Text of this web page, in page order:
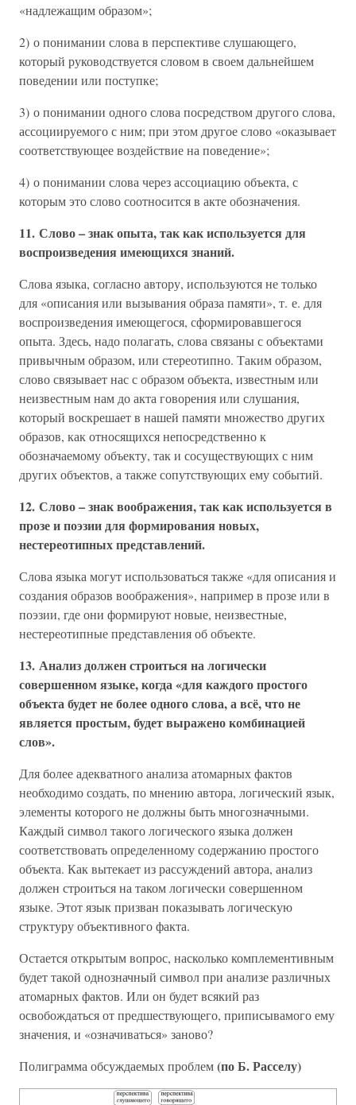
«надлежащим образом»;
2) о понимании слова в перспективе слушающего,
который руководствуется словом в своем дальнейшем
поведении или поступке;
3) о понимании одного слова посредством другого слова,
ассоциируемого с ним; при этом другое слово «оказывает
соответствующее воздействие на поведение»;
4) о понимании слова через ассоциацию объекта, с
которым это слово соотносится в акте обозначения.
11. Слово – знак опыта, так как используется для
воспроизведения имеющихся знаний.
Слова языка, согласно автору, используются не только
для «описания или вызывания образа памяти», т. е. для
воспроизведения имеющегося, сформировавшегося
опыта. Здесь, надо полагать, слова связаны с объектами
привычным образом, или стереотипно. Таким образом,
слово связывает нас с образом объекта, известным или
неизвестным нам до акта говорения или слушания,
который воскрешает в нашей памяти множество других
образов, как относящихся непосредственно к
обозначаемому объекту, так и сосуществующих с ним
других объектов, а также сопутствующих ему событий.
12. Слово – знак воображения, так как используется в
прозе и поэзии для формирования новых,
нестереотипных представлений.
Слова языка могут использоваться также «для описания и
создания образов воображения», например в прозе или в
поэзии, где они формируют новые, неизвестные,
нестереотипные представления об объекте.
13. Анализ должен строиться на логически
совершенном языке, когда «для каждого простого
объекта будет не более одного слова, а всё, что не
является простым, будет выражено комбинацией
слов».
Для более адекватного анализа атомарных фактов
необходимо создать, по мнению автора, логический язык,
элементы которого не должны быть многозначными.
Каждый символ такого логического языка должен
соответствовать определенному содержанию простого
объекта. Как вытекает из рассуждений автора, анализ
должен строиться на таком логически совершенном
языке. Этот язык призван показывать логическую
структуру объективного факта.
Остается открытым вопрос, насколько комплементивным
будет такой однозначный символ при анализе различных
атомарных фактов. Или он будет всякий раз
освобождаться от предшествующего, приписывамого ему
значения, и «означиваться» заново?
Полиграмма обсуждаемых проблем(по Б. Расселу)